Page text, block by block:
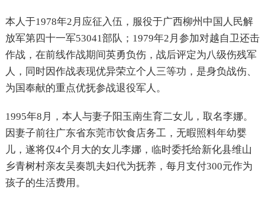
本人于1978年2月应征入伍，服役于广西柳州中国人民解
放军第四十一军53041部队；1979年2月参加对越自卫还击
作战，在前线作战期间英勇负伤，战后评定为八级伤残军
人，同时因作战表现优异荣立个人三等功，是身负战伤、
为国奉献的重点优抚参战退役军人。
1995年8月，本人与妻子阳玉南生育二女儿，取名李娜。
因妻子前往广东省东莞市饮食店务工，无暇照料年幼婴
儿，遂将仅4个月大的女儿李娜，临时委托给新化县维山
乡青树村亲友吴奏凯夫妇代为抚养，每月支付300元作为
孩子的生活费用。